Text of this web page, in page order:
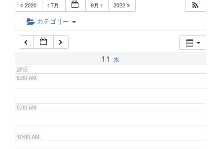
2020 7月 9月 2022
カテゴリー
11 水
終日
6:00 AM
7:00 AM
8:00 AM
9:00 AM
10:00 AM